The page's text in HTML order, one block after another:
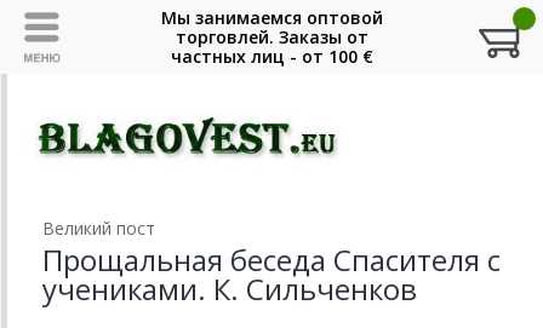
Великий пост
Прощальная беседа Спасителя с
учениками. К. Сильченков